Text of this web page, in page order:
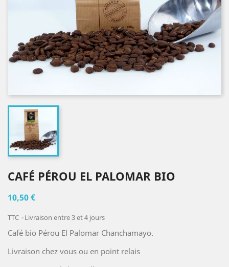
CAFÉ PÉROU EL PALOMAR BIO
10,50 €
TTC Livraison entre 3 et 4 jours
Café bio Pérou El Palomar Chanchamayo.
Livraison chez vous ou en point relais